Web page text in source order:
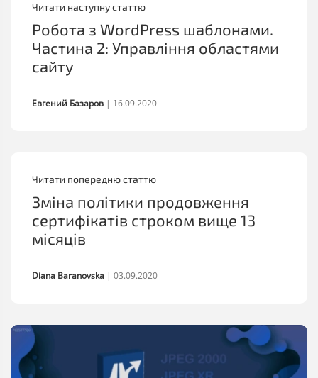
Читати попередню статтю
Зміна політики продовження
сертифікатів строком вище 13
місяців
Diana Baranovska | 03.09.2020
Читати наступну статтю
Робота з WordPress шаблонами.
Частина 2: Управління областями
сайту
Евгений Базаров | 16.09.2020